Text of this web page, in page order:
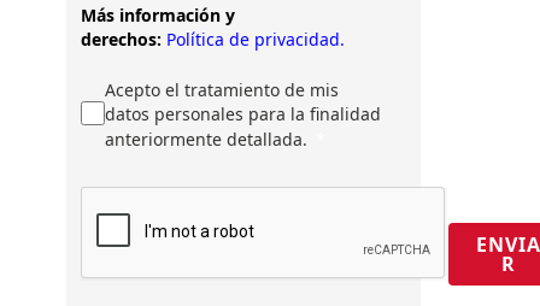
Más información y
derechos: Política de privacidad.
Acepto el tratamiento de mis
datos personales para la finalidad
anteriormente detallada.
ENVIA
R